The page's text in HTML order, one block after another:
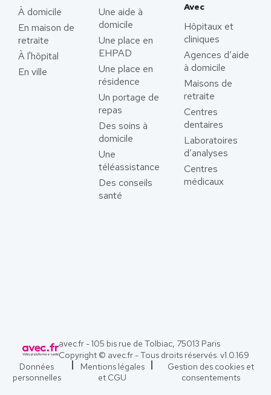
À domicile
En maison de
retraite
À l'hôpital
En ville
Une aide à
domicile
Une place en
EHPAD
Une place en
résidence
Un portage de
repas
Des soins à
domicile
Une
téléassistance
Des conseils
santé
Avec
Hôpitaux et
cliniques
Agences d’aide
à domicile
Maisons de
retraite
Centres
dentaires
Laboratoires
d’analyses
Centres
médicaux
avec.fr - 105 bis rue de Tolbiac, 75013 Paris
Copyright © avec.fr - Tous droits réservés. v1.0.169
Données
personnelles
Mentions légales
et CGU
Gestion des cookies et
consentements